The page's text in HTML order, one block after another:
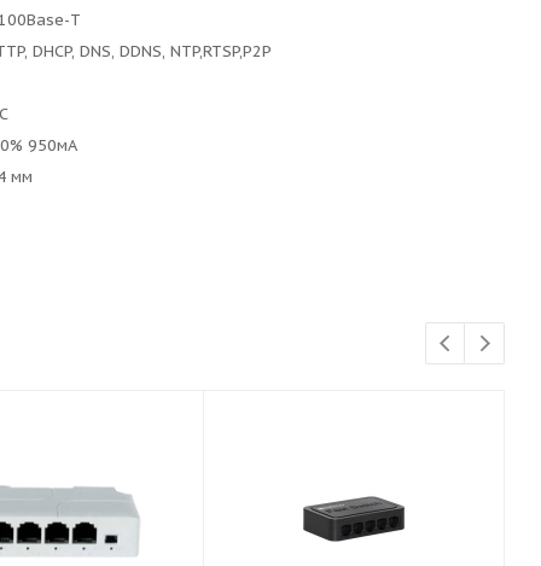
T
DHCP, DNS, DDNS, NTP,RTSP,P2P
950мА
мм